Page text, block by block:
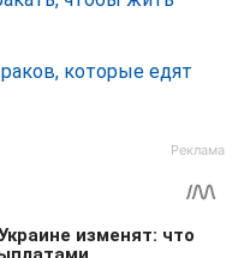
которые едят